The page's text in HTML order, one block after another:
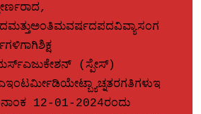
(ಸ್ಪೇಸ್)
12-01-2024ರಂದು